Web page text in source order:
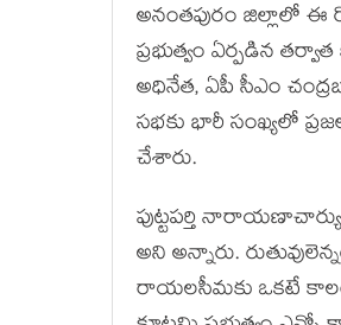
అనంతపురం జిల్లాలో ఈ
ప్రభుత్వం ఏర్పడిన
అధినేత, ఏపీ సీఎం
సభకు భారీ సంఖ్యలో
చేశారు.
పుట్టపర్తి
అని అన్నారు.
రాయలసీమకు ఒకటే